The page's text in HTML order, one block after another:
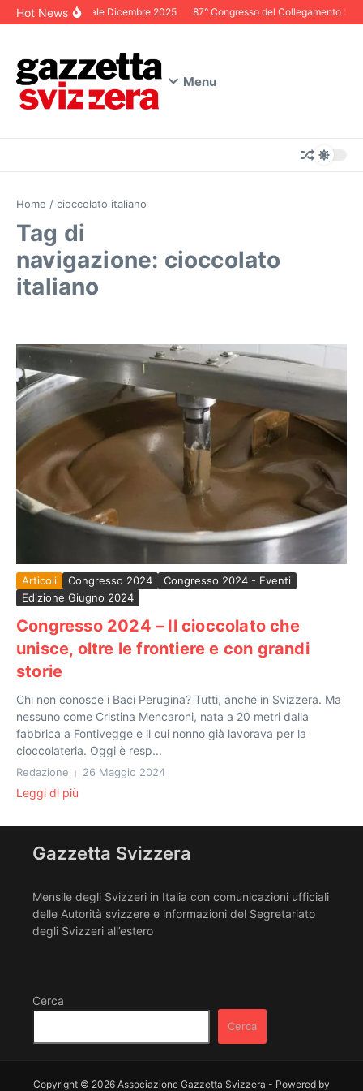
Salta al contenuto
Hot NewsEditoriale Dicembre 2025 87° Congresso del Collegamento
Menu
Home / cioccolato italiano
Tag di
navigazione: cioccolato
italiano
Articoli Congresso 2024
Congresso 2024 - Eventi
Edizione Giugno 2024
Congresso 2024 – Il cioccolato che
unisce, oltre le frontiere e con grandi
storie
Chi non conosce i Baci Perugina? Tutti, anche in Svizzera. Ma
nessuno come Cristina Mencaroni, nata a 20 metri dalla
fabbrica a Fontivegge e il cui nonno già lavorava per la
cioccolateria. Oggi è resp...
Redazione 26 Maggio 2024
Leggi di più
Gazzetta Svizzera
Mensile degli Svizzeri in Italia con comunicazioni ufficiali
delle Autorità svizzere e informazioni del Segretariato
degli Svizzeri all’estero
Cerca
Cerca
Copyright © 2026 Associazione Gazzetta Svizzera - Powered by